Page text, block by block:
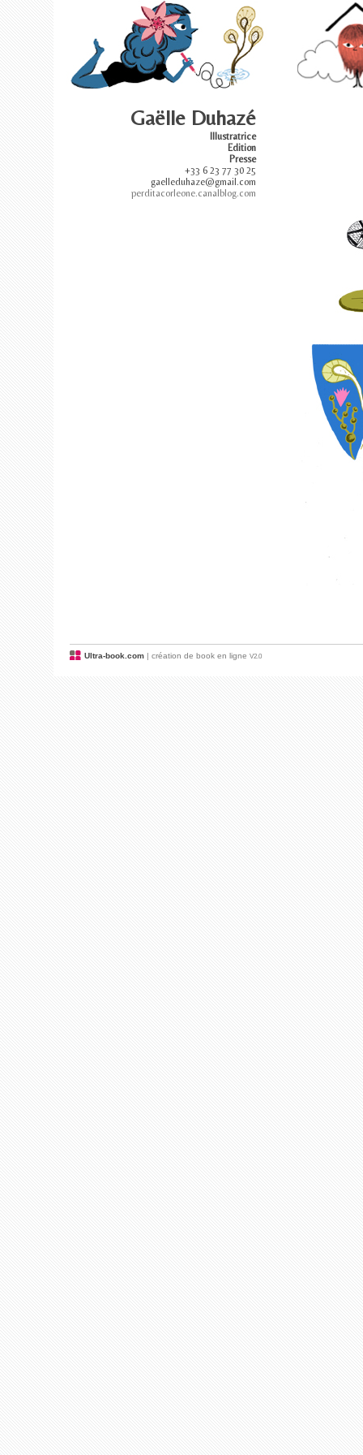
Gaëlle Duhazé
Illustratrice
Edition
Presse
+33 6 23 77 30 25
gaelleduhaze@gmail.com
perditacorleone.canalblog.com
Ultra-book.com| création de book en ligne V2.0